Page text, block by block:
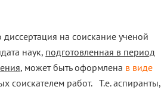
диссертация на соискание ученой
наук, подготовленная в период
, может быть оформлена в виде
соискателем работ. Т.е. аспиранты,